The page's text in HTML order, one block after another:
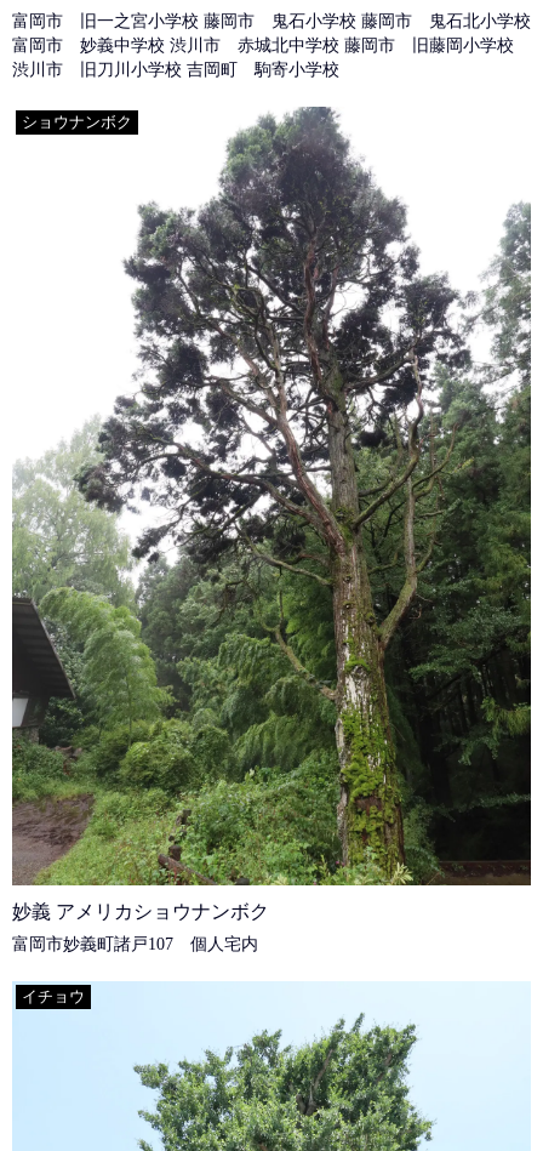
富岡市 旧一之宮小学校 藤岡市 鬼石小学校 藤岡市 鬼石北小学校
富岡市 妙義中学校 渋川市 赤城北中学校 藤岡市 旧藤岡小学校
渋川市 旧刀川小学校 吉岡町 駒寄小学校
ショウナンボク
妙義 アメリカショウナンボク
富岡市妙義町諸戸107 個人宅内
イチョウ